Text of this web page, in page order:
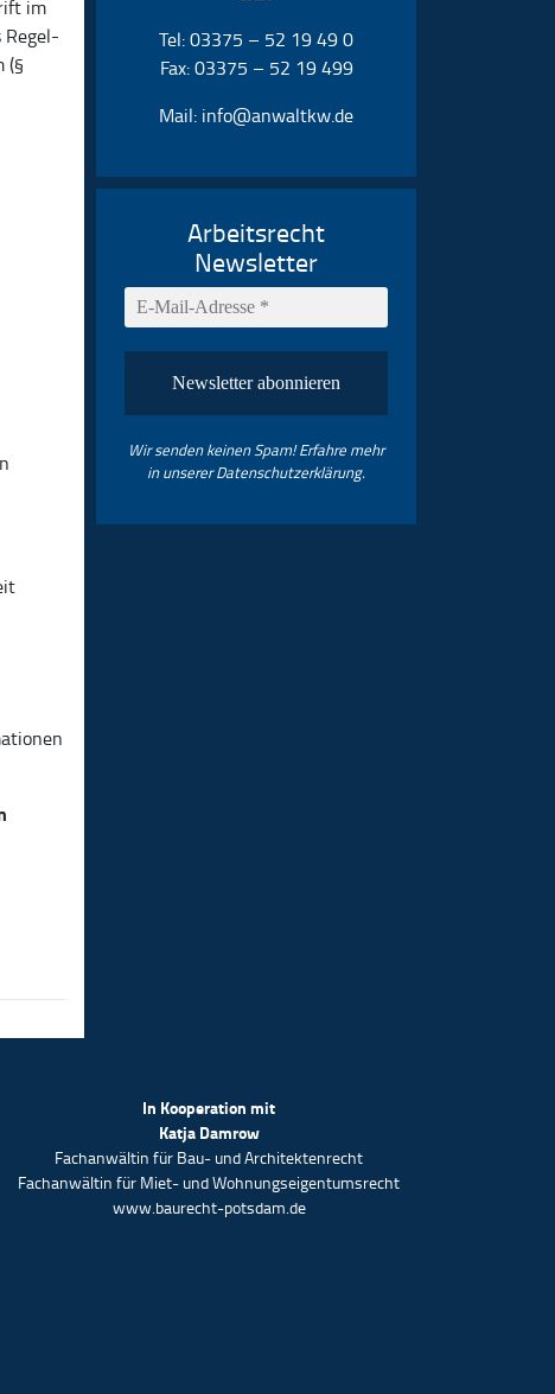
im
(§
Tel: 03375 – 52 19 49 0
Fax: 03375 – 52 19 499
Mail: info@anwaltkw.de
Arbeitsrecht
Newsletter
Wir senden keinen Spam! Erfahre mehr
in unsererDatenschutzerklärung.
In Kooperation mit
Katja Damrow
Fachanwältin für Bau- und Architektenrecht
Fachanwältin für Miet- und Wohnungseigentumsrecht
www.baurecht-potsdam.de